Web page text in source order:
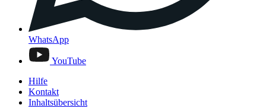
WhatsApp
YouTube
Hilfe
Kontakt
Inhaltsübersicht